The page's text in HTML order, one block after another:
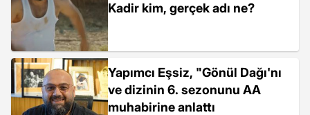
Kadir kim, gerçek adı ne?
Yapımcı Eşsiz, "Gönül Dağı'nı
ve dizinin 6. sezonunu AA
muhabirine anlattı